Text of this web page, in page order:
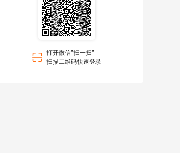
打开微信"扫一扫"
扫描二维码快速登录